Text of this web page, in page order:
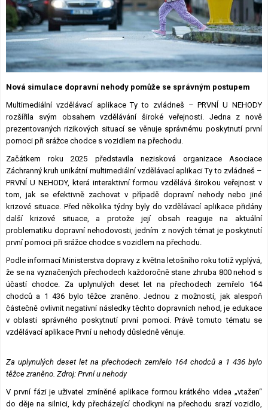
Nová simulace dopravní nehody pomůže se správným postupem
Multimediální vzdělávací aplikace Ty to zvládneš – PRVNÍ U NEHODY
rozšířila svým obsahem vzdělávání široké veřejnosti. Jedna z nově
prezentovaných rizikových situací se věnuje správnému poskytnutí první
pomoci při srážce chodce s vozidlem na přechodu.
Začátkem roku 2025 představila nezisková organizace Asociace
Záchranný kruh unikátní multimediální vzdělávací aplikaci Ty to zvládneš –
PRVNÍ U NEHODY, která interaktivní formou vzdělává širokou veřejnost v
tom, jak se efektivně zachovat v případě dopravní nehody nebo jiné
krizové situace. Před několika týdny byly do vzdělávací aplikace přidány
další krizové situace, a protože její obsah reaguje na aktuální
problematiku dopravní nehodovosti, jedním z nových témat je poskytnutí
první pomoci při srážce chodce s vozidlem na přechodu.
Podle informací Ministerstva dopravy z května letošního roku totiž vyplývá,
že se na vyznačených přechodech každoročně stane zhruba 800 nehod s
účastí chodce. Za uplynulých deset let na přechodech zemřelo 164
chodců a 1 436 bylo těžce zraněno. Jednou z možností, jak alespoň
částečně ovlivnit negativní následky těchto dopravních nehod, je edukace
v oblasti správného poskytnutí první pomoci. Právě tomuto tématu se
vzdělávací aplikace První u nehody důsledně věnuje.
Za uplynulých deset let na přechodech zemřelo 164 chodců a 1 436 bylo
těžce zraněno. Zdroj: První u nehody
V první fázi je uživatel zmíněné aplikace formou krátkého videa „vtažen“
do děje na silnici, kdy přecházející chodkyni na přechodu srazí vozidlo,